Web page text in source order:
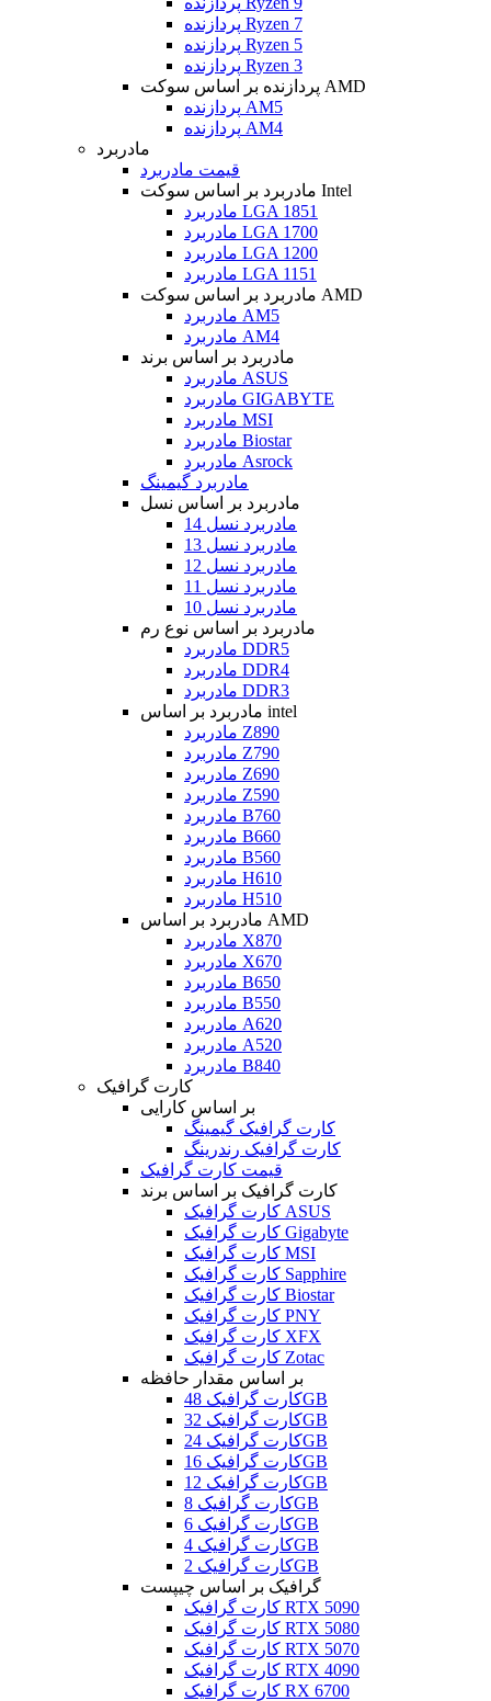
پردازنده Ryzen 7
پردازنده Ryzen 5
پردازنده Ryzen 3
پردازنده بر اساس سوکت AMD
پردازنده AM5
پردازنده AM4
مادربرد
قیمت مادربرد
مادربرد بر اساس سوکت Intel
مادربرد LGA 1851
مادربرد LGA 1700
مادربرد LGA 1200
مادربرد LGA 1151
مادربرد بر اساس سوکت AMD
مادربرد AM5
مادربرد AM4
مادربرد بر اساس برند
مادربرد ASUS
مادربرد GIGABYTE
مادربرد MSI
مادربرد Biostar
مادربرد Asrock
مادربرد گیمینگ
مادربرد بر اساس نسل
مادربرد نسل 14
مادربرد نسل 13
مادربرد نسل 12
مادربرد نسل 11
مادربرد نسل 10
مادربرد بر اساس نوع رم
مادربرد DDR5
مادربرد DDR4
مادربرد DDR3
مادربرد بر اساس intel
مادربرد Z890
مادربرد Z790
مادربرد Z690
مادربرد Z590
مادربرد B760
مادربرد B660
مادربرد B560
مادربرد H610
مادربرد H510
مادربرد بر اساس AMD
مادربرد X870
مادربرد X670
مادربرد B650
مادربرد B550
مادربرد A620
مادربرد A520
مادربرد B840
کارت گرافیک
بر اساس کارایی
کارت گرافیک گیمینگ
کارت گرافیک رندرینگ
قیمت کارت گرافیک
کارت گرافیک بر اساس برند
کارت گرافیک ASUS
کارت گرافیک Gigabyte
کارت گرافیک MSI
کارت گرافیک Sapphire
کارت گرافیک Biostar
کارت گرافیک PNY
کارت گرافیک XFX
کارت گرافیک Zotac
بر اساس مقدار حافظه
کارت گرافیک 48GB
کارت گرافیک 32GB
کارت گرافیک 24GB
کارت گرافیک 16GB
کارت گرافیک 12GB
کارت گرافیک 8GB
کارت گرافیک 6GB
کارت گرافیک 4GB
کارت گرافیک 2GB
گرافیک بر اساس چیپست
کارت گرافیک RTX 5090
کارت گرافیک RTX 5080
کارت گرافیک RTX 5070
کارت گرافیک RTX 4090
کارت گرافیک RX 6700